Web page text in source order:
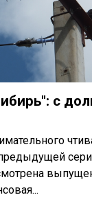
с
предыдущей